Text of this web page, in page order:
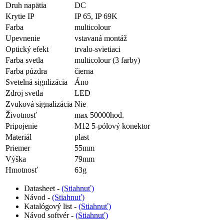
Druh napätia
DC
Krytie IP
IP 65, IP 69K
Farba
multicolour
Upevnenie
vstavaná montáž
Optický efekt
trvalo-svietiaci
Farba svetla
multicolour (3 farby)
Farba púzdra
čierna
Svetelná signlizácia
Áno
Zdroj svetla
LED
Zvuková signalizácia Nie
Životnosť
max 50000hod.
Pripojenie
M12 5-pólový konektor
Materiál
plast
Priemer
55mm
Výška
79mm
Hmotnosť
63g
Datasheet - (Stiahnuť)
Návod - (Stiahnuť)
Katalógový list - (Stiahnuť)
Návod softvér - (Stiahnuť)